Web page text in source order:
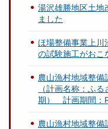
湯沢雄勝地区土地
ました
ほ場整備事業上川
の試験施工がおこ
農山漁村地域整備
（計画名称：ふ
期） 計画期間：
農山漁村地域整備